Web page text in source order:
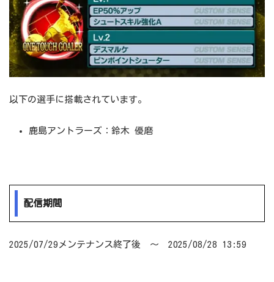
以下の選手に搭載されています。
鹿島アントラーズ：鈴木 優磨
配信期間
2025/07/29メンテナンス終了後 ～ 2025/08/28 13:59